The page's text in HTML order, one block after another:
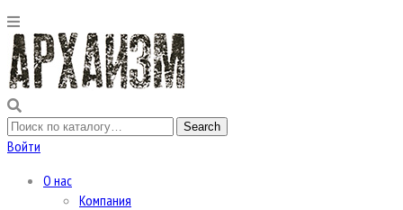
Войти
О нас
Компания